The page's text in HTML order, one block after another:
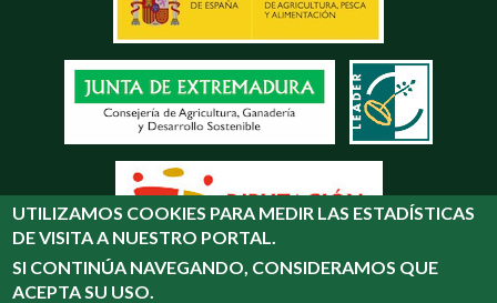
UTILIZAMOS COOKIES PARA MEDIR LAS ESTADÍSTICAS
DE VISITA A NUESTRO PORTAL.
SI CONTINÚA NAVEGANDO, CONSIDERAMOS QUE
ACEPTA SU USO.